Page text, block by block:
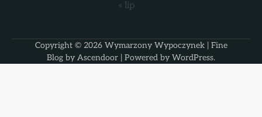
« lip
Copyright © 2026 Wymarzony Wypoczynek| Fine
Blog by Ascendoor | Powered by WordPress.